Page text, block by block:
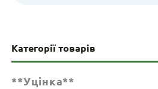
Категорії товарів
**Уцінка**